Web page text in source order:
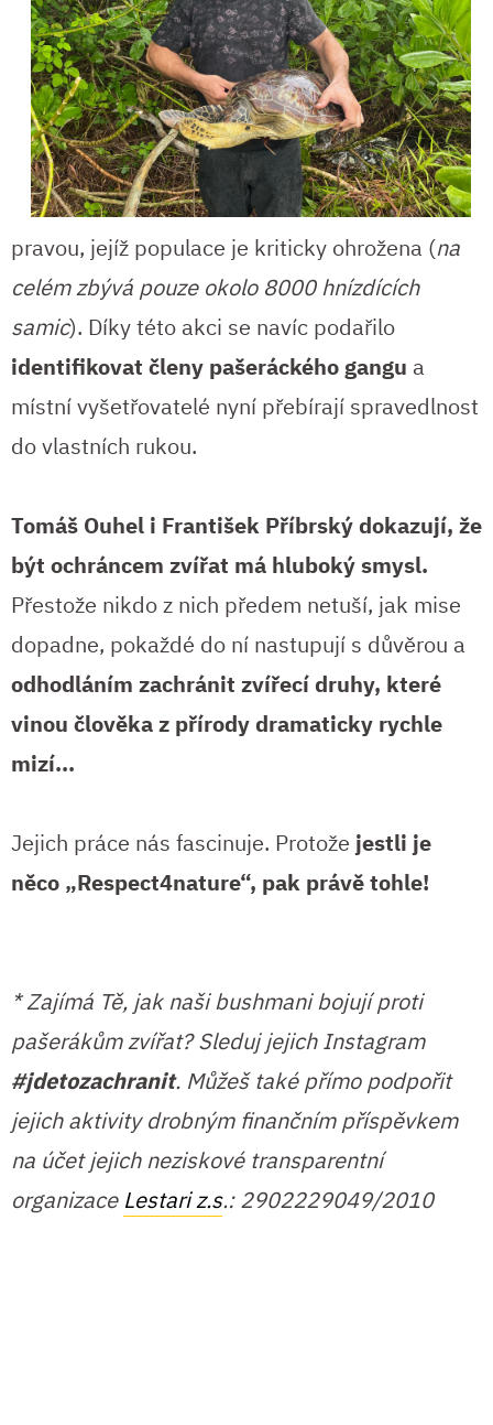
pravou, jejíž populace je kriticky ohrožena (na
celém zbývá pouze okolo 8000 hnízdících
samic). Díky této akci se navíc podařilo
identifikovat členy pašeráckého gangu a
místní vyšetřovatelé nyní přebírají spravedlnost
do vlastních rukou.
Tomáš Ouhel i František Příbrský dokazují, že
být ochráncem zvířat má hluboký smysl.
Přestože nikdo z nich předem netuší, jak mise
dopadne, pokaždé do ní nastupují s důvěrou a
odhodláním zachránit zvířecí druhy, které
vinou člověka z přírody dramaticky rychle
mizí...
Jejich práce nás fascinuje. Protože jestli je
něco „Respect4nature“, pak právě tohle!
* Zajímá Tě, jak naši bushmani bojují proti
pašerákům zvířat? Sleduj jejich Instagram
#jdetozachranit. Můžeš také přímo podpořit
jejich aktivity drobným finančním příspěvkem
na účet jejich neziskové transparentní
organizace Lestari z.s.: 2902229049/2010